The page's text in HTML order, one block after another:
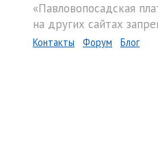
«Павловопосадская
на других сайтах
Контакты Форум Блог